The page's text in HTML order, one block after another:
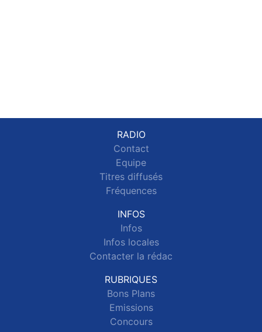
RADIO
Contact
Equipe
Titres diffusés
Fréquences
INFOS
Infos
Infos locales
Contacter la rédac
RUBRIQUES
Bons Plans
Emissions
Concours